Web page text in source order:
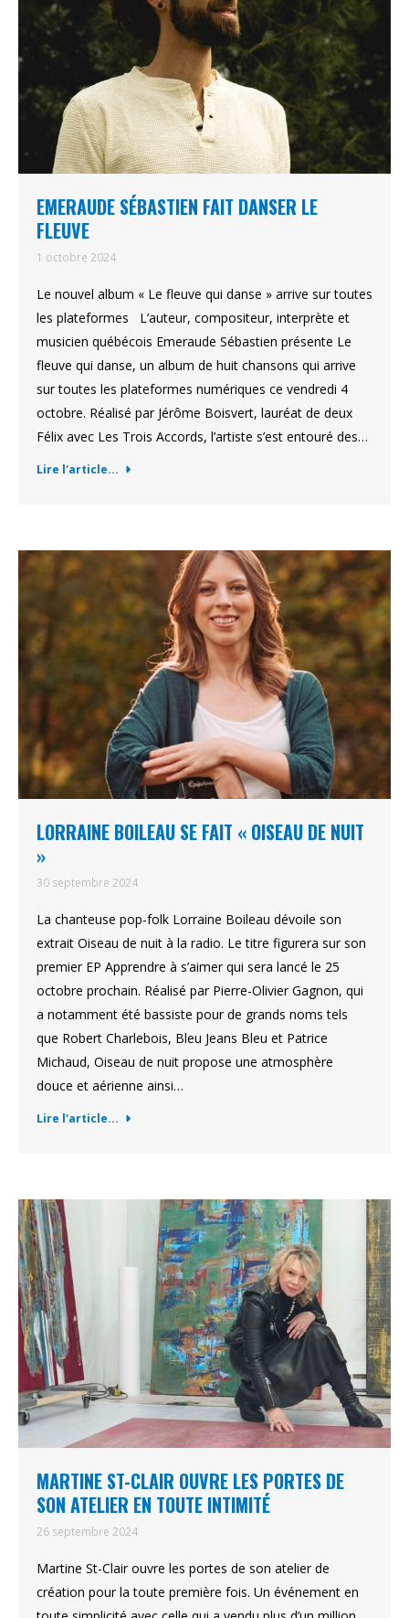
EMERAUDE SÉBASTIEN FAIT DANSER LE
FLEUVE
1 octobre 2024
Le nouvel album « Le fleuve qui danse » arrive sur toutes
les plateformes L’auteur, compositeur, interprète et
musicien québécois Emeraude Sébastien présente Le
fleuve qui danse, un album de huit chansons qui arrive
sur toutes les plateformes numériques ce vendredi 4
octobre. Réalisé par Jérôme Boisvert, lauréat de deux
Félix avec Les Trois Accords, l’artiste s’est entouré des…
Lire l'article...
LORRAINE BOILEAU SE FAIT « OISEAU DE NUIT
»
30 septembre 2024
La chanteuse pop-folk Lorraine Boileau dévoile son
extrait Oiseau de nuit à la radio. Le titre figurera sur son
premier EP Apprendre à s’aimer qui sera lancé le 25
octobre prochain. Réalisé par Pierre-Olivier Gagnon, qui
a notamment été bassiste pour de grands noms tels
que Robert Charlebois, Bleu Jeans Bleu et Patrice
Michaud, Oiseau de nuit propose une atmosphère
douce et aérienne ainsi…
Lire l'article...
MARTINE ST-CLAIR OUVRE LES PORTES DE
SON ATELIER EN TOUTE INTIMITÉ
26 septembre 2024
Martine St-Clair ouvre les portes de son atelier de
création pour la toute première fois. Un événement en